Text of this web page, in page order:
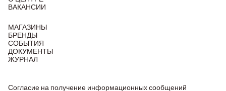
ВАКАНСИИ
МАГАЗИНЫ
БРЕНДЫ
СОБЫТИЯ
ДОКУМЕНТЫ
ЖУРНАЛ
Согласие на получение информационных сообщений